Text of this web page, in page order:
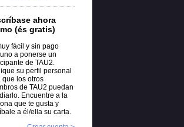
ahora
(és gratis)
fácil y sin pago
a ponerse un
de TAU2.
su perfil personal
que los otros
de TAU2 puedan
Encuentre a la
que te gusta y
a él/ella su carta.